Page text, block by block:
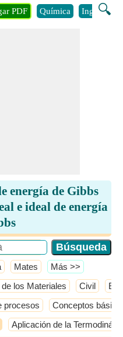
🔍
PDF Química Ingenieria
energía de Gibbs
e ideal de energía
Mates ​Más >>
los Materiales Civil
procesos Conceptos
Aplicación de la